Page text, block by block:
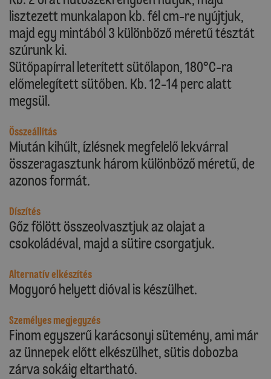
lisztezett munkalapon kb. fél cm-re nyújtjuk,
majd egy mintából 3 különböző méretű tésztát
szúrunk ki.
Sütőpapírral leterített sütőlapon, 180°C-ra
előmelegített sütőben. Kb. 12-14 perc alatt
megsül.
Összeállítás
Miután kihűlt, ízlésnek megfelelő lekvárral
összeragasztunk három különböző méretű, de
azonos formát.
Díszítés
Gőz fölött összeolvasztjuk az olajat a
csokoládéval, majd a sütire csorgatjuk.
Alternatív elkészítés
Mogyoró helyett dióval is készülhet.
Személyes megjegyzés
Finom egyszerű karácsonyi sütemény, ami már
az ünnepek előtt elkészülhet, sütis dobozba
zárva sokáig eltartható.